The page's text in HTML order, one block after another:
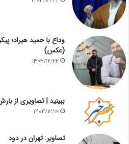
وداع با حمید هیراد؛
(عکس)
1404/12/22
ببینید | تصاویری از
1404/12/19
تصاویر: تهران در دود